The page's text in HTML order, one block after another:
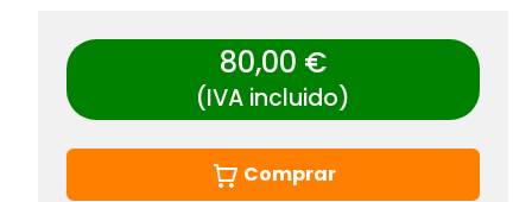
80,00 €
(IVA incluido)
Comprar